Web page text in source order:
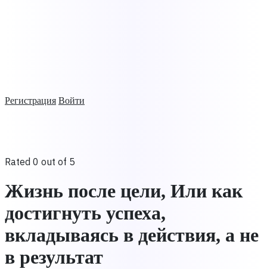
Регистрация Войти
Rated 0 out of 5
Жизнь после цели, Или как
достигнуть успеха,
вкладываясь в действия, а не
в результат